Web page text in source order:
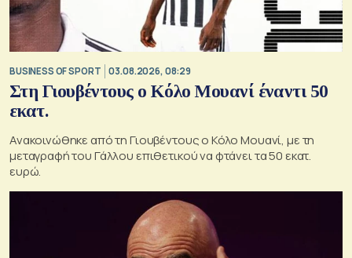
BUSINESS OF SPORT 03.08.2026, 08:29
Στη Γιουβέντους ο Κόλο Μουανί έναντι 50
εκατ.
Ανακοινώθηκε από τη Γιουβέντους ο Κόλο Μουανί, με τη
μεταγραφή του Γάλλου επιθετικού να φτάνει τα 50 εκατ.
ευρώ.